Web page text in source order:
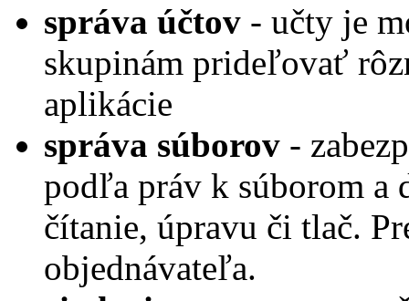
správa účtov - učty je
skupinám prideľovať
aplikácie
správa súborov -
podľa práv k súborom a
čítanie, úpravu či tlač.
objednávateľa.